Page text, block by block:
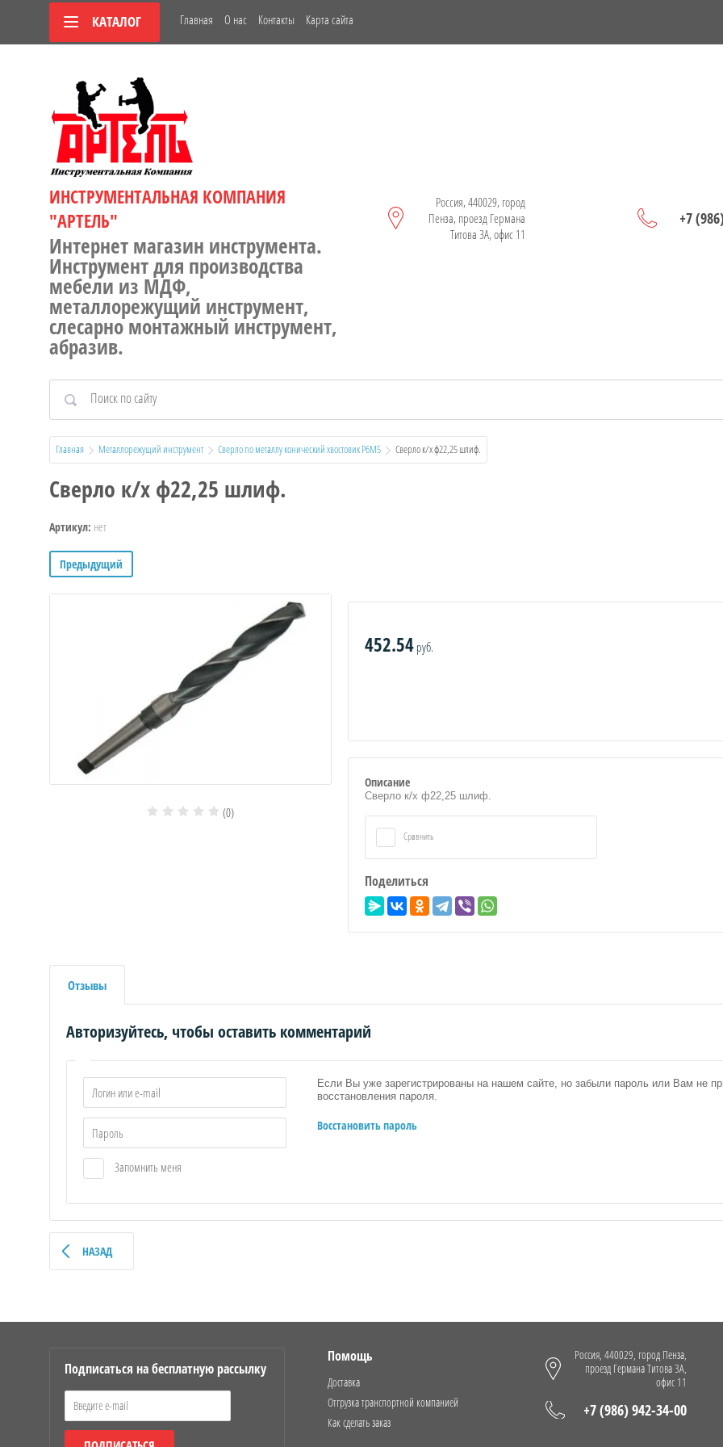
КАТАЛОГ Главная О нас Контакты Карта сайта
ИНСТРУМЕНТАЛЬНАЯ КОМПАНИЯ
"АРТЕЛЬ"
Интернет магазин инструмента.
Инструмент для производства
мебели из МДФ,
металлорежущий инструмент,
слесарно монтажный инструмент,
абразив.
Россия, 440029, город
Пенза, проезд Германа
Титова 3А, офис 11
+7
Главная Металлорежущий инструмент Сверло по металлу конический хвостовик Р6М5
  Сверло к/х ф22,25 шлиф.
Сверло к/х ф22,25 шлиф.
Артикул: нет
Предыдущий
(0)
452.54 руб.
Описание
Сверло к/х ф22,25 шлиф.
Сравнить
Поделиться
Отзывы
Авторизуйтесь, чтобы оставить комментарий
Запомнить меня
Если Вы уже зарегистрированы на нашем сайте, но забыли пароль или Вам не
восстановления пароля.
Восстановить пароль
НАЗАД
Подписаться на бесплатную рассылку
Помощь
Доставка
Отгрузка транспортной компанией
Как сделать заказ
Россия, 440029, город Пенза,
проезд Германа Титова 3А,
офис 11
+7 (986) 942-34-00